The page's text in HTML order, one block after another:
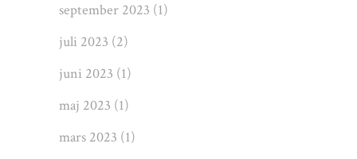
september 2023 (1)
juli 2023 (2)
juni 2023 (1)
maj 2023 (1)
mars 2023 (1)